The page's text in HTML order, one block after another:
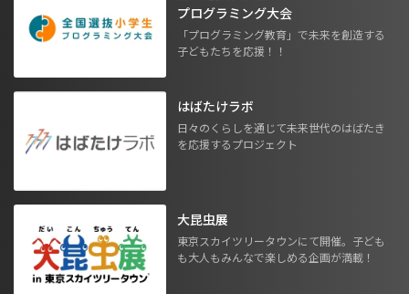
プログラミング大会
「プログラミング教育」で未来を創造する
子どもたちを応援！！
はばたけラボ
日々のくらしを通じて未来世代のはばたき
を応援するプロジェクト
大昆虫展
東京スカイツリータウンにて開催。子ども
も大人もみんなで楽しめる企画が満載！